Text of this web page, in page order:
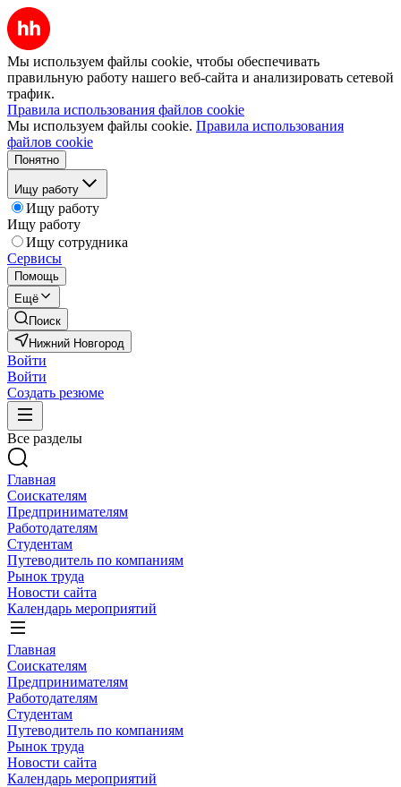
Мы используем файлы cookie, чтобы обеспечивать
правильную работу нашего веб-сайта и анализировать сетевой
трафик.
Правила использования файлов cookie
Мы используем файлы cookie. Правила использования
файлов cookie
Понятно
Ищу работу
Ищу работу
Ищу работу
Ищу сотрудника
Сервисы
Помощь
Ещё
Поиск
Нижний Новгород
Войти
Войти
Создать резюме
Все разделы
Главная
Соискателям
Предпринимателям
Работодателям
Студентам
Путеводитель по компаниям
Рынок труда
Новости сайта
Календарь мероприятий
Главная
Соискателям
Предпринимателям
Работодателям
Студентам
Путеводитель по компаниям
Рынок труда
Новости сайта
Календарь мероприятий